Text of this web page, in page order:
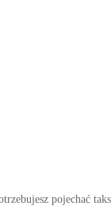
pojechać